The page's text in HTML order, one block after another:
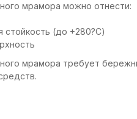
мрамора можно отнести:
стойкость (до +280?С)
мрамора требует